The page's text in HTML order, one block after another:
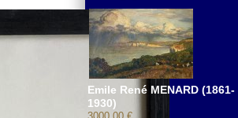
Emile René MENARD (1861-
1930)